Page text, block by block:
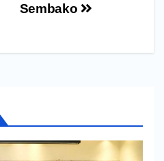
Sembako